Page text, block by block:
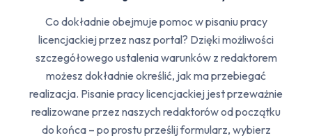
Co dokładnie obejmuje pomoc w pisaniu pracy
licencjackiej przez nasz portal? Dzięki możliwości
szczegółowego ustalenia warunków z redaktorem
możesz dokładnie określić, jak ma przebiegać
realizacja. Pisanie pracy licencjackiej jest przeważnie
realizowane przez naszych redaktorów od początku
do końca – po prostu prześlij formularz, wybierz